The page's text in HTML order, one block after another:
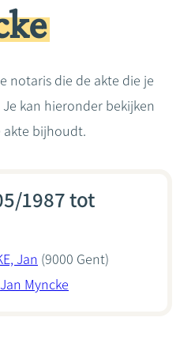
notaris die de akte die je
kan hieronder bekijken
akte bijhoudt.
1987 tot
Jan (9000 Gent)
Jan Myncke